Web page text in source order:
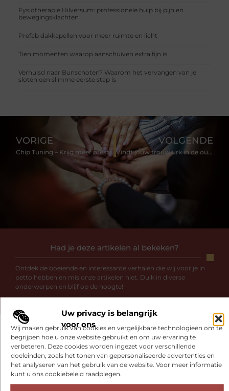
Uw privacy is belangrijk
voor ons
Wij maken gebruik van cookies en vergelijkbare technologieën om te
begrijpen hoe u onze website gebruikt en om uw ervaring te
verbeteren. Deze cookies worden ingezet voor verschillende
doeleinden, zoals het tonen van gepersonaliseerde advertenties en
het analyseren van het gebruik van de website. Voor meer informatie
kunt u ons cookiebeleid raadplegen.
Fysiotherapie Hilversum: professionele hulp bij pijn en
bewegingsklachten
Prefab dakkapellen voor meer ruimte en licht
Tien momenten waarop aanschuiven extra fijn is
Verhuisd naar Bunschoten? Waarom het vervangen van je
sloten een slimme eerste stap is
Had je deze artikelen al bekeken?
Ontdek de boeiende en interessante verhalen die wij voor je in
petto hebben en mis onze artikelen niet. Duik in diverse
onderwerpen en blijf op de hoogte!
VORIGE
Chip Tuning – Krijg meer prestaties van uw auto
VOLGENDE
Vindt jouw trouwjurk in de outlet
Gerelateerde artikelendie u mogelijk
interesseren